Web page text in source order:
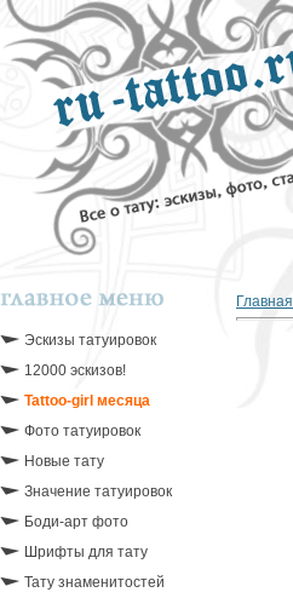
Эскизы татуировок
12000 эскизов!
Tattoo-girl месяца
Фото татуировок
Новые тату
Значение татуировок
Боди-арт фото
Шрифты для тату
Тату знаменитостей
Главная